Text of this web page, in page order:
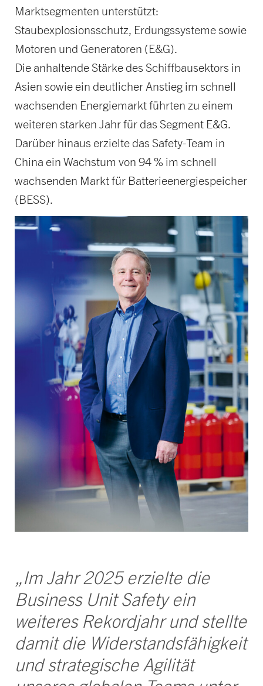
Marktsegmenten unterstützt:
Staubexplosionsschutz, Erdungssysteme sowie
Motoren und Generatoren (E&G).
Die anhaltende Stärke des Schiffbausektors in
Asien sowie ein deutlicher Anstieg im schnell
wachsenden Energiemarkt führten zu einem
weiteren starken Jahr für das Segment E&G.
Darüber hinaus erzielte das Safety-Team in
China ein Wachstum von 94 % im schnell
wachsenden Markt für Batterieenergiespeicher
(BESS).
„Im Jahr 2025 erzielte die
Business Unit Safety ein
weiteres Rekordjahr und stellte
damit die Widerstandsfähigkeit
und strategische Agilität